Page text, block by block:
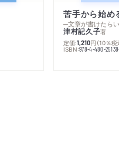
苦手から始め
─文章が書けたら
津村記久子著
定価:1,210円 （10％税
ISBN:978-4-480-